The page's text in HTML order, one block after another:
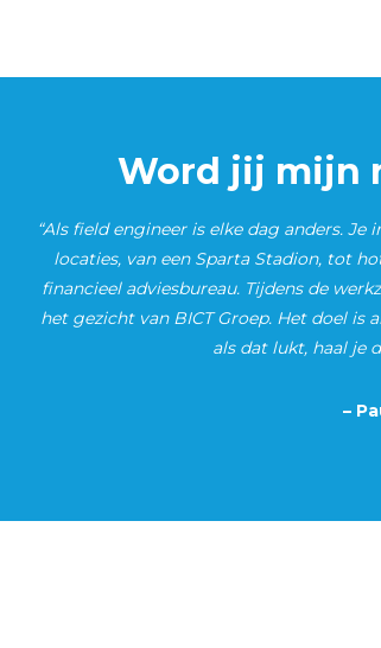
Word jij mijn
“Als field engineer is elke dag anders.
locaties, van een Sparta Stadion, tot
financieel adviesbureau. Tijdens de
het gezicht van BICT Groep. Het doel
als dat lukt, haal je
–